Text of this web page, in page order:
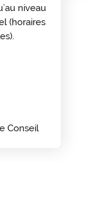
niveau
(horaires
Conseil